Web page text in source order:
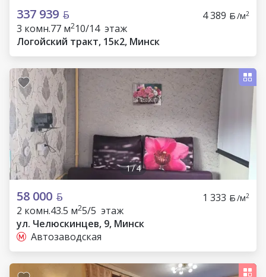
337 939 4 389 /м2
3 комн.77 м210/14 этаж
Логойский тракт, 15к2, Минск
1/4
58 000 1 333 /м2
2 комн.43.5 м25/5 этаж
ул. Челюскинцев, 9, Минск
Автозаводская